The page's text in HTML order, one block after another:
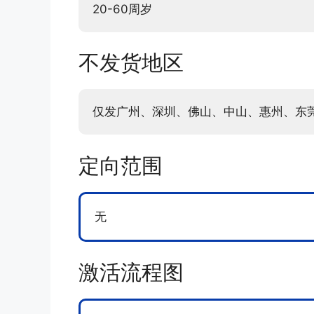
20-60周岁
不发货地区
仅发广州、深圳、佛山、中山、惠州、东
定向范围
无
激活流程图